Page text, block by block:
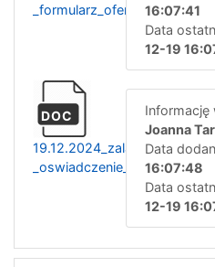
_formularz_ofertowy16:07:41
Data
12-19
DOC
19.12.2024_zalacznik_nr3_-
Informację
Joanna
Data
16:07:48
Data
12-19